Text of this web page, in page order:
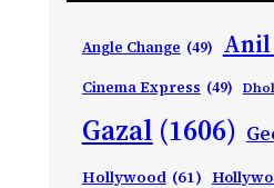
Angle Change (49) Anil
Cinema Express (49)
Gazal (1606)
Hollywood (61)